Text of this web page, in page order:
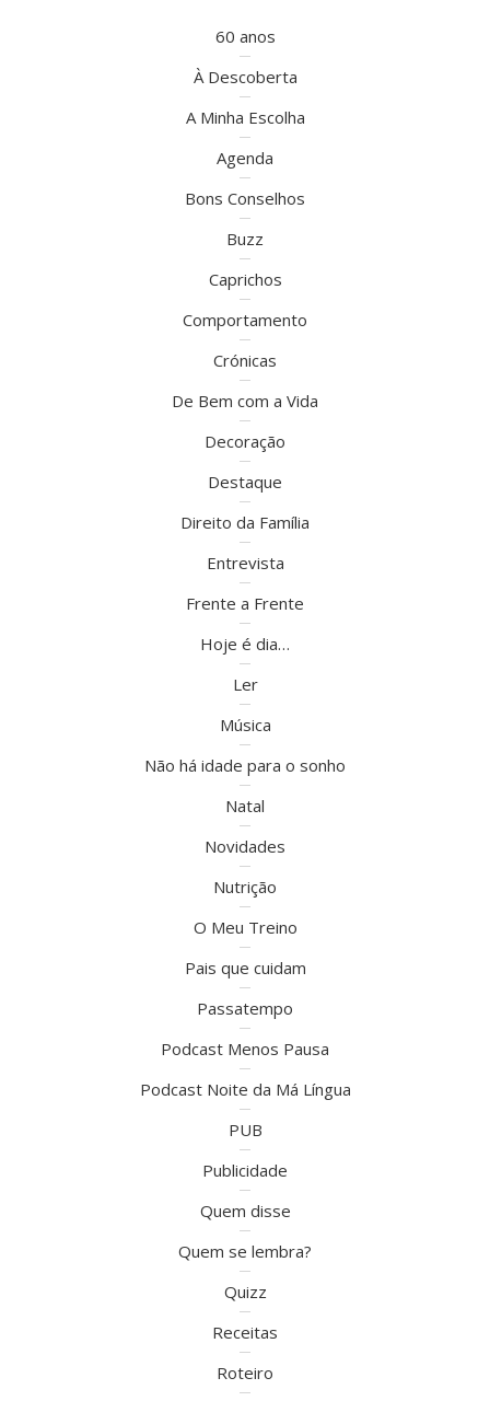
60 anos
À Descoberta
A Minha Escolha
Agenda
Bons Conselhos
Buzz
Caprichos
Comportamento
Crónicas
De Bem com a Vida
Decoração
Destaque
Direito da Família
Entrevista
Frente a Frente
Hoje é dia…
Ler
Música
Não há idade para o sonho
Natal
Novidades
Nutrição
O Meu Treino
Pais que cuidam
Passatempo
Podcast Menos Pausa
Podcast Noite da Má Língua
PUB
Publicidade
Quem disse
Quem se lembra?
Quizz
Receitas
Roteiro